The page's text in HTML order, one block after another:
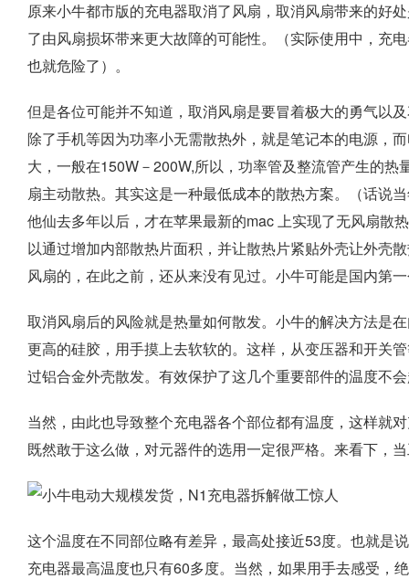
原来小牛都市版的充电器取消了风扇，取消风扇带来的好
了由风扇损坏带来更大故障的可能性。（实际使用中，充
也就危险了）。
但是各位可能并不知道，取消风扇是要冒着极大的勇气以
除了手机等因为功率小无需散热外，就是笔记本的电源，
大，一般在150W－200W,所以，功率管及整流管产生的
扇主动散热。其实这是一种最低成本的散热方案。（话说
他仙去多年以后，才在苹果最新的mac 上实现了无风扇散
以通过增加内部散热片面积，并让散热片紧贴外壳让外壳
风扇的，在此之前，还从来没有见过。小牛可能是国内第
取消风扇后的风险就是热量如何散发。小牛的解决方法是
更高的硅胶，用手摸上去软软的。这样，从变压器和开关
过铝合金外壳散发。有效保护了这几个重要部件的温度不
当然，由此也导致整个充电器各个部位都有温度，这样就
既然敢于这么做，对元器件的选用一定很严格。来看下，
这个温度在不同部位略有差异，最高处接近53度。也就是
充电器最高温度也只有60多度。当然，如果用手去感受，